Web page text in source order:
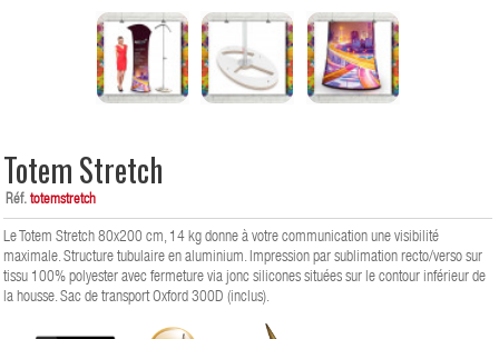
Totem Stretch
Réf. totemstretch
Le Totem Stretch 80x200 cm, 14 kg donne à votre communication une visibilité
maximale. Structure tubulaire en aluminium. Impression par sublimation recto/verso sur
tissu 100% polyester avec fermeture via jonc silicones situées sur le contour inférieur de
la housse. Sac de transport Oxford 300D (inclus).